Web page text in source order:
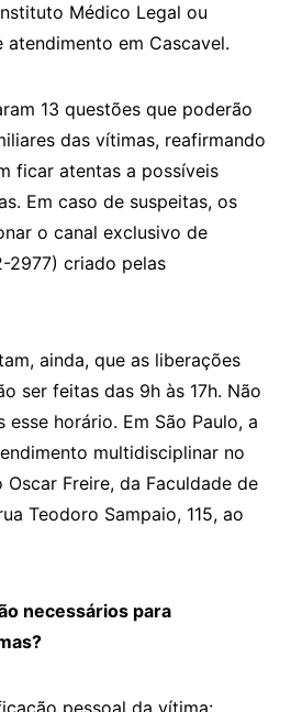
Médico Legal ou
em Cascavel.
13 questões que poderão
das vítimas, reafirmando
ficar atentas a possíveis
Em caso de suspeitas, os
o canal exclusivo de
2977) criado pelas
ainda, que as liberações
ser feitas das 9h às 17h. Não
horário. Em São Paulo, a
multidisciplinar no
Freire, da Faculdade de
Teodoro Sampaio, 115, ao
necessários para